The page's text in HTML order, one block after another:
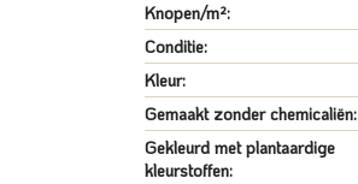
Knopen/m²:
Conditie:
Kleur:
Gemaakt zonder chemicaliën:
Gekleurd met plantaardige
kleurstoffen: